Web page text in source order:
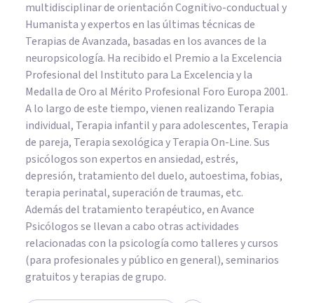
multidisciplinar de orientación Cognitivo-conductual y
Humanista y expertos en las últimas técnicas de
Terapias de Avanzada, basadas en los avances de la
neuropsicología. Ha recibido el Premio a la Excelencia
Profesional del Instituto para La Excelencia y la
Medalla de Oro al Mérito Profesional Foro Europa 2001.
A lo largo de este tiempo, vienen realizando Terapia
individual, Terapia infantil y para adolescentes, Terapia
de pareja, Terapia sexológica y Terapia On-Line. Sus
psicólogos son expertos en ansiedad, estrés,
depresión, tratamiento del duelo, autoestima, fobias,
terapia perinatal, superación de traumas, etc.
Además del tratamiento terapéutico, en Avance
Psicólogos se llevan a cabo otras actividades
relacionadas con la psicología como talleres y cursos
(para profesionales y público en general), seminarios
gratuitos y terapias de grupo.